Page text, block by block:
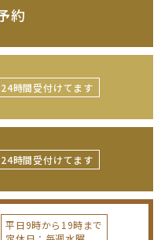
約
24時間受付けてます
24時間受付けてます
平日9時から19時まで